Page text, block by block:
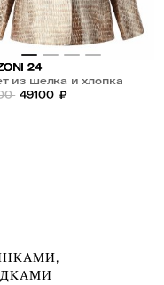
24
из шелка и хлопка
49100 ₽